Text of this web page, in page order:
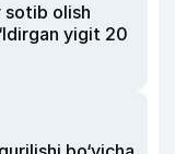
sotib olish
yigit 20